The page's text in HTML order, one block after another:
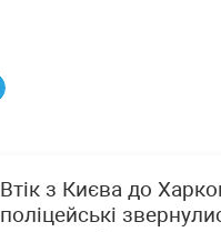
Втік з Києва до
поліцейські